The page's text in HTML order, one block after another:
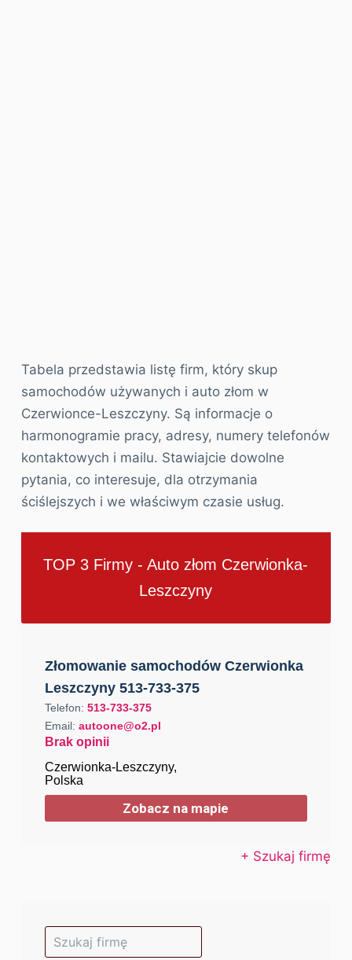
Tabela przedstawia listę firm, który skup
samochodów używanych i auto złom w
Czerwionce-Leszczyny. Są informacje o
harmonogramie pracy, adresy, numery telefonów
kontaktowych i mailu. Stawiajcie dowolne
pytania, co interesuje, dla otrzymania
ściślejszych i we właściwym czasie usług.
TOP 3 Firmy - Auto złom Czerwionka-
Leszczyny
Złomowanie samochodów Czerwionka
Leszczyny 513-733-375
Telefon: 513-733-375
Email: autoone@o2.pl
Brak opinii
Czerwionka-Leszczyny,
Polska
Zobacz na mapie
+ Szukaj firmę